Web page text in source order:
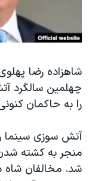
اسرائیل در جنگ
آرشیو پخش زنده
ورزش زنان در
مجموعه مستندهای
تریبونال مردمی آبان
دادگاه حمید نوری
چهل سال
قانون شفافیت
اعتراضات مردمی
زبانهای مختلف
شاهزاده رضا
چهلمین سالگرد
را به حاکمان
منجر به کشته
شد. مخالفان